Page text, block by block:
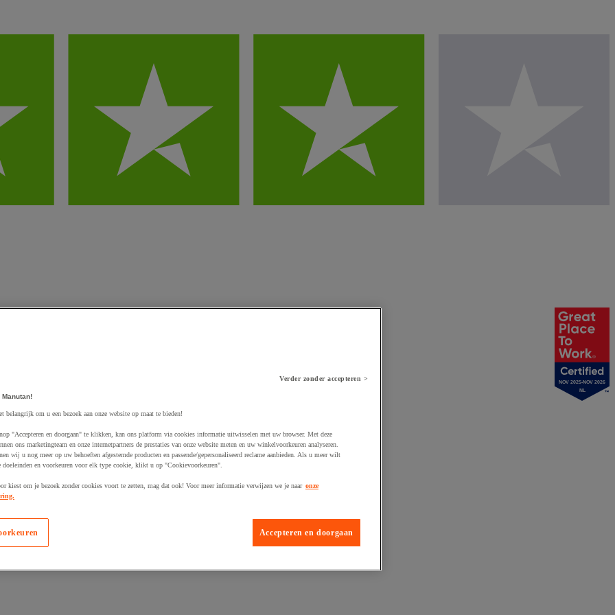
NOV 2025-NOV 2026
NL
Verder zonder accepteren >
belangrijk om u een bezoek aan onze website op maat te bieden!
"Accepteren en doorgaan" te klikken, kan ons platform via cookies informatie uitwisselen met uw browser. Met deze
ons marketingteam en onze internetpartners de prestaties van onze website meten en uw winkelvoorkeuren analyseren.
wij u nog meer op uw behoeften afgestemde producten en passende/gepersonaliseerd reclame aanbieden. Als u meer wilt
doeleinden en voorkeuren voor elk type cookie, klikt u op "Cookievoorkeuren".
kiest om je bezoek zonder cookies voort te zetten, mag dat ook! Voor meer informatie verwijzen we je naar onze
Accepteren en doorgaan